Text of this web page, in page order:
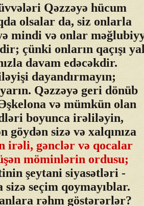
Qəzzəyə hücum
olsalar da, siz onlarla
mindi və onlar
çünki onların qaçışı
davam edəcəkdir.
dayandırmayın;
Qəzzəyə geri dönüb
və mümkün olan
boyunca irəliləyin,
sizə və xalqınıza
irəli, gənclər və qocalar
möminlərin ordusu;
şeytani siyasətləri -
seçim qoymayıblar.
rəhm göstərərlər?